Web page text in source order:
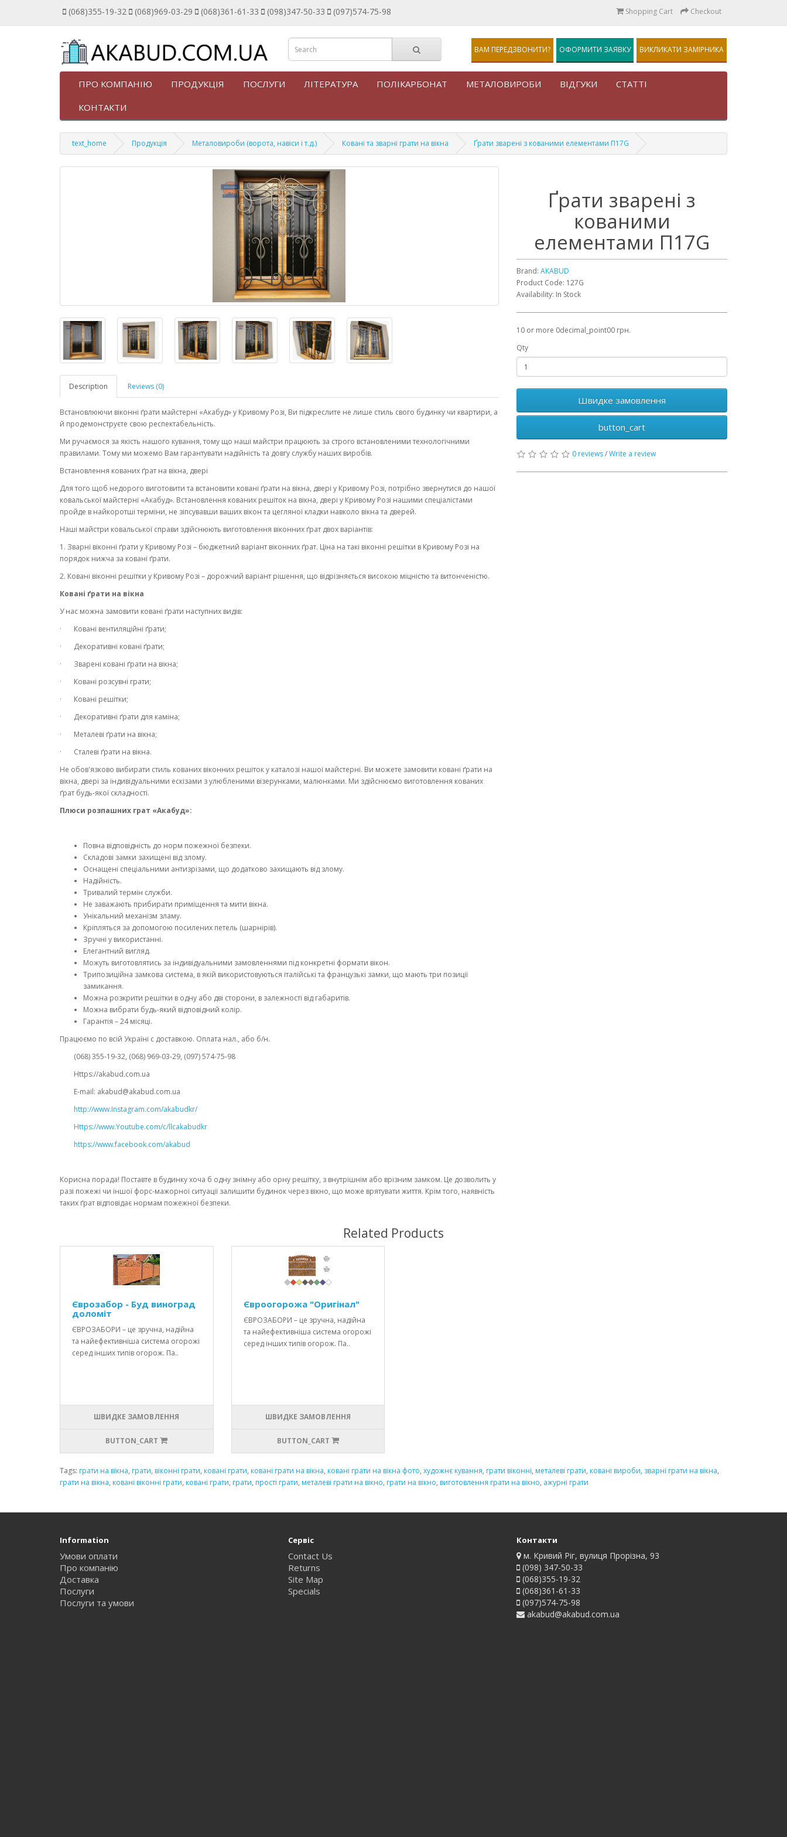
(068)355-19-32 (068)969-03-29 (068)361-61-33 (098)347-50-33 (097)574-75-98 Shopping Cart Checkout
ВАМ ПЕРЕДЗВОНИТИ? ОФОРМИТИ ЗАЯВКУ ВИКЛИКАТИ ЗАМІРНИКА
ПРО КОМПАНІЮ ПРОДУКЦІЯ ПОСЛУГИ ЛІТЕРАТУРА ПОЛІКАРБОНАТ МЕТАЛОВИРОБИ ВІДГУКИ
СТАТТІ
КОНТАКТИ
text_home Продукція Металовироби (ворота, навіси і т.д.) Ковані та зварні грати на вікна Ґрати зварені з кованими елементами П17G
Description Reviews (0)
Встановлюючи віконні ґрати майстерні «Акабуд» у Кривому Розі, Ви підкреслите не лише стиль свого будинку чи квартири, а
й продемонструєте свою респектабельність.
Ми ручаємося за якість нашого кування, тому що наші майстри працюють за строго встановленими технологічними
правилами. Тому ми можемо Вам гарантувати надійність та довгу службу наших виробів.
Встановлення кованих ґрат на вікна, двері
Для того щоб недорого виготовити та встановити ковані ґрати на вікна, двері у Кривому Розі, потрібно звернутися до нашої
ковальської майстерні «Акабуд». Встановлення кованих решіток на вікна, двері у Кривому Розі нашими спеціалістами
пройде в найкоротші терміни, не зіпсувавши ваших вікон та цегляної кладки навколо вікна та дверей.
Наші майстри ковальської справи здійснюють виготовлення віконних ґрат двох варіантів:
1. Зварні віконні ґрати у Кривому Розі – бюджетний варіант віконних ґрат. Ціна на такі віконні решітки в Кривому Розі на
порядок нижча за ковані ґрати.
2. Ковані віконні решітки у Кривому Розі – дорожчий варіант рішення, що відрізняється високою міцністю та витонченістю.
Ковані ґрати на вікна
У нас можна замовити ковані ґрати наступних видів:
· Ковані вентиляційні ґрати;
· Декоративні ковані ґрати;
· Зварені ковані ґрати на вікна;
· Ковані розсувні грати;
· Ковані решітки;
· Декоративні ґрати для каміна;
· Металеві ґрати на вікна;
· Сталеві ґрати на вікна.
Не обов'язково вибирати стиль кованих віконних решіток у каталозі нашої майстерні. Ви можете замовити ковані ґрати на
вікна, двері за індивідуальними ескізами з улюбленими візерунками, малюнками. Ми здійснюємо виготовлення кованих
ґрат будь-якої складності.
Плюси розпашних грат «Акабуд»:
Повна відповідність до норм пожежної безпеки.
Складові замки захищені від злому.
Оснащені спеціальними антизрізами, що додатково захищають від злому.
Надійність.
Тривалий термін служби.
Не заважають прибирати приміщення та мити вікна.
Унікальний механізм зламу.
Кріпляться за допомогою посилених петель (шарнірів).
Зручні у використанні.
Елегантний вигляд.
Можуть виготовлятись за індивідуальними замовленнями під конкретні формати вікон.
Трипозиційна замкова система, в якій використовуються італійські та французькі замки, що мають три позиції
замикання.
Можна розкрити решітки в одну або дві сторони, в залежності від габаритів.
Можна вибрати будь-який відповідний колір.
Гарантія – 24 місяці.
Працюємо по всій Україні с доставкою. Оплата нал., або б/н.
(068) 355-19-32, (068) 969-03-29, (097) 574-75-98
Https://akabud.com.ua
E-mail: akabud@akabud.com.ua
http://www.Instagram.com/akabudkr/
Https://www.Youtube.com/c/llcakabudkr ⠀
https://www.facebook.com/akabud
Корисна порада! Поставте в будинку хоча б одну знімну або орну решітку, з внутрішнім або врізним замком. Це дозволить у
разі пожежі чи іншої форс-мажорної ситуації залишити будинок через вікно, що може врятувати життя. Крім того, наявність
таких ґрат відповідає нормам пожежної безпеки.
Ґрати зварені з
кованими
елементами П17G
Brand: AKABUD
Product Code: 127G
Availability: In Stock
10 or more 0decimal_point00 грн.
Qty
Швидке замовлення
button_cart
0 reviews/Write a review
Related Products
Єврозабор - Буд виноград
доломіт
ЄВРОЗАБОРИ – це зручна, надійна
та найефективніша система огорожі
серед інших типів огорож. Па..
ШВИДКЕ ЗАМОВЛЕННЯ
BUTTON_CART
Євроогорожа "Оригінал"
ЄВРОЗАБОРИ – це зручна, надійна
та найефективніша система огорожі
серед інших типів огорож. Па..
ШВИДКЕ ЗАМОВЛЕННЯ
BUTTON_CART
Tags: грати на вікна, грати, віконні грати, ковані грати, ковані грати на вікна, ковані грати на вікна фото, художнє кування, грати віконні, металеві грати, ковані вироби, зварні грати на вікна,
грати на вікна, ковані віконні грати, ковані грати, грати, прості грати, металеві грати на вікно, грати на вікно, виготовлення грати на вікно, ажурні грати
Information
Умови оплати
Про компанію
Доставка
Послуги
Послуги та умови
Сервіс
Contact Us
Returns
Site Map
Specials
Контакти
м. Кривий Ріг, вулиця Прорізна, 93
(098) 347-50-33
(068)355-19-32
(068)361-61-33
(097)574-75-98
akabud@akabud.com.ua